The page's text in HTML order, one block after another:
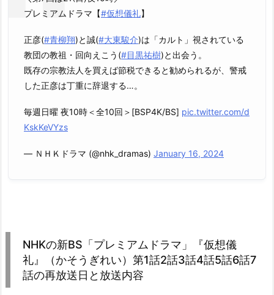
プレミアムドラマ【#仮想儀礼】
正彦(#青柳翔)と誠(#大東駿介)は「カルト」視されている
教団の教祖・回向えこう(#目黒祐樹)と出会う。
既存の宗教法人を買えば節税できると勧められるが、警戒
した正彦は丁重に辞退する…。
毎週日曜 夜10時＜全10回＞[BSP4K/BS] pic.twitter.com/d
KskKeVYzs
— ＮＨＫドラマ (@nhk_dramas) January 16, 2024
NHKの新BS「プレミアムドラマ」『仮想儀
礼』（かそうぎれい）第1話2話3話4話5話6話7
話の再放送日と放送内容